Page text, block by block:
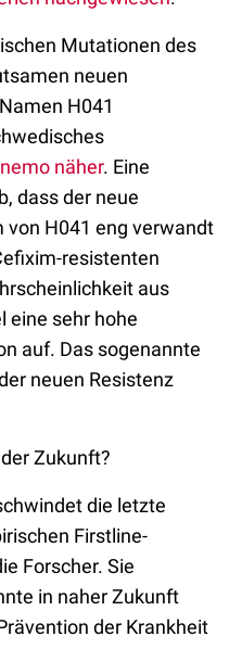
Mutationen des
neuen
H041
näher. Eine
dass der neue
H041 eng verwandt
resistenten
aus
eine sehr hohe
auf. Das sogenannte
neuen Resistenz
Zukunft?
die letzte
Firstline-
Forscher. Sie
in naher Zukunft
der Krankheit